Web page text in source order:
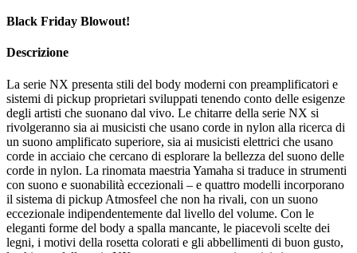
Black Friday Blowout!
Descrizione
La serie NX presenta stili del body moderni con preamplificatori e
sistemi di pickup proprietari sviluppati tenendo conto delle esigenze
degli artisti che suonano dal vivo. Le chitarre della serie NX si
rivolgeranno sia ai musicisti che usano corde in nylon alla ricerca di
un suono amplificato superiore, sia ai musicisti elettrici che usano
corde in acciaio che cercano di esplorare la bellezza del suono delle
corde in nylon. La rinomata maestria Yamaha si traduce in strumenti
con suono e suonabilità eccezionali – e quattro modelli incorporano
il sistema di pickup Atmosfeel che non ha rivali, con un suono
eccezionale indipendentemente dal livello del volume. Con le
eleganti forme del body a spalla mancante, le piacevoli scelte dei
legni, i motivi della rosetta colorati e gli abbellimenti di buon gusto,